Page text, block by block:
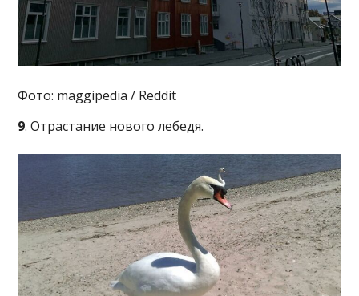
Фото: maggipedia / Reddit
9. Отрастание нового лебедя.